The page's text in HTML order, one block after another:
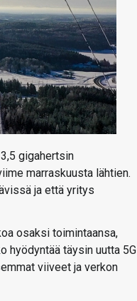
gigahertsin
marraskuusta lähtien.
ja että yritys
osaksi toimintaansa,
hyödyntää täysin uutta 5G
viiveet ja verkon